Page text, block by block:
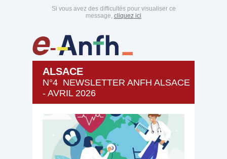
Si vous avez des difficultés pour visualiser ce
message, cliquez ici
ALSACE
N°4 NEWSLETTER ANFH ALSACE
- AVRIL 2026